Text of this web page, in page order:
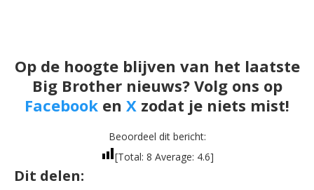
Op de hoogte blijven van het laatste
Big Brother nieuws? Volg ons op
Facebook en X zodat je niets mist!
Beoordeel dit bericht:
[Total: 8 Average: 4.6]
Dit delen: